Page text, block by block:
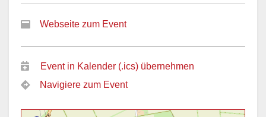
Webseite zum Event
Event in Kalender (.ics) übernehmen
Navigiere zum Event